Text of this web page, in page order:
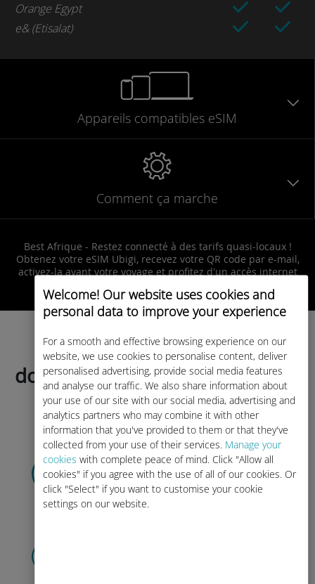
Welcome! Our website uses cookies and
personal data to improve your experience
For a smooth and effective browsing experience on our
website, we use cookies to personalise content, deliver
personalised advertising, provide social media features
and analyse our traffic. We also share information about
your use of our site with our social media, advertising and
analytics partners who may combine it with other
information that you've provided to them or that they've
collected from your use of their services. Manage your
cookies with complete peace of mind. Click "Allow all
cookies" if you agree with the use of all of our cookies. Or
click "Select" if you want to customise your cookie
settings on our website.
Orange Egypt
e& (Etisalat)
Appareils compatibles eSIM
Comment ça marche
Best Afrique - Restez connecté à des tarifs quasi-locaux !
Obtenez votre eSIM Ubigi, recevez votre QR code par e-mail,
activez-la avant votre voyage et profitez d'un accès internet
Choisissez votre forfait de
données aujourd'hui et activez-
le avant votre voyage !
Sélectionnez
votre forfait data
et recevez-le